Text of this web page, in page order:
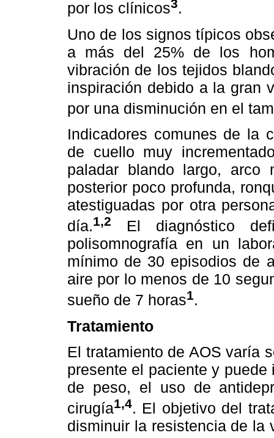
por los clínicos3.
Uno de los signos típicos
a más del 25% de los
vibración de los tejidos
inspiración debido a la gran
por una disminución en el
Indicadores comunes de la
de cuello muy
paladar blando largo, arco
posterior poco profunda,
atestiguadas por otra
día.1,2
El diagnóstico
polisomnografía en un
mínimo de 30 episodios de
aire por lo menos de 10
sueño de 7 horas1.
Tratamiento
El tratamiento de AOS varía
presente el paciente y
de peso, el uso de
cirugía1,4. El objetivo del
disminuir la resistencia de la